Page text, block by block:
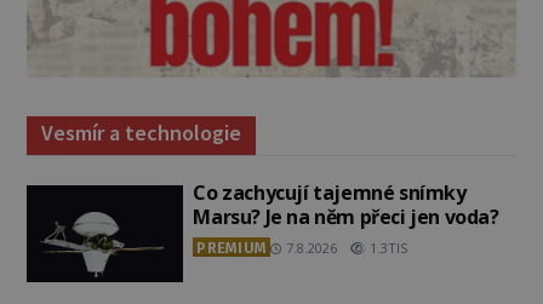
Vesmír a technologie
Co zachycují tajemné snímky
Marsu? Je na něm přeci jen voda?
PREMIUM 7.8.2026 1.3TIS